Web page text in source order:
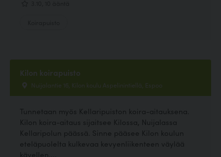
Kilon koirapuisto
Nuijalantie 16, Kilon koulu Aspelinintiellä, Espoo
Tunnetaan myös Kellaripuiston koira-aitauksena.
Kilon koira-aitaus sijaitsee Kilossa, Nuijalassa
Kellaripolun päässä. Sinne pääsee Kilon koulun
eteläpuolelta kulkevaa kevyenliikenteen väylää
kävellen....